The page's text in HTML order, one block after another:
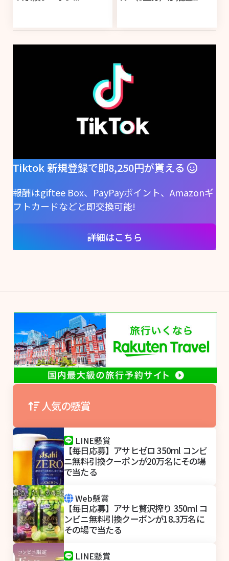
Tiktok 新規登録で即8,250円が貰える
報酬はgiftee Box、PayPayポイント、Amazonギ
フトカードなどと即交換可能!
詳細はこちら
人気の懸賞
LINE懸賞
【毎日応募】アサヒゼロ 350ml コンビ
ニ無料引換クーポンが20万名にその場
で当たる
Web懸賞
【毎日応募】アサヒ贅沢搾り 350ml コ
ンビニ無料引換クーポンが18.3万名に
その場で当たる
LINE懸賞